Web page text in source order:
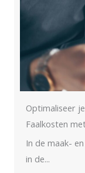
Optimaliseer
Faalkosten
In de maak-
in de...